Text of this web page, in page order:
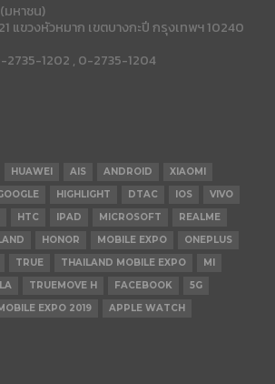
มหาชน)
แขวงหัวหมาก เขตบางกะปี กรุงเทพฯ 10240
2735-1202 , 0-2735-1204
HUAWEI AIS ANDROID
XIAOMI
HIGHLIGHT DTAC IOS
VIVO
HTC IPAD MICROSOFT
REALME
HONOR MOBILE EXPO
ONEPLUS
TRUE THAILAND MOBILE EXPO
MI
TRUEMOVE H FACEBOOK
5G
EXPO 2019
APPLE WATCH